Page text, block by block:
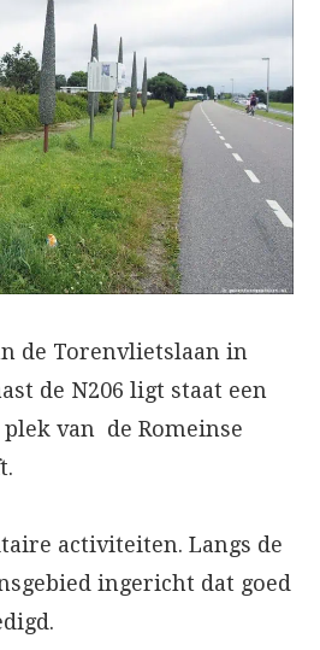
de Torenvlietslaan in
de N206 ligt staat een
van de Romeinse
activiteiten. Langs de
ingericht dat goed